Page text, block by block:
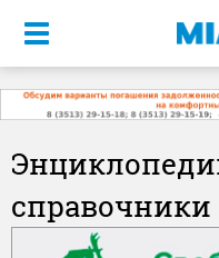
Меню
справочники